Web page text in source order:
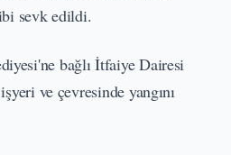
sevk edildi.
bağlı İtfaiye Dairesi
ve çevresinde yangını